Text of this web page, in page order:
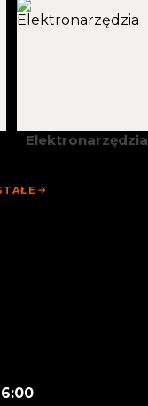
Elektronarzędzia